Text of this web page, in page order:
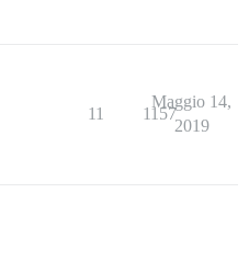
11 1157
Maggio 14,
2019